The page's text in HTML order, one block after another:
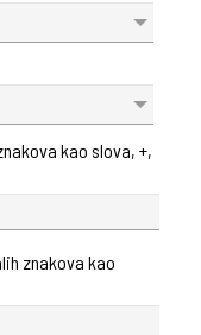
kao slova, +,
znakova kao